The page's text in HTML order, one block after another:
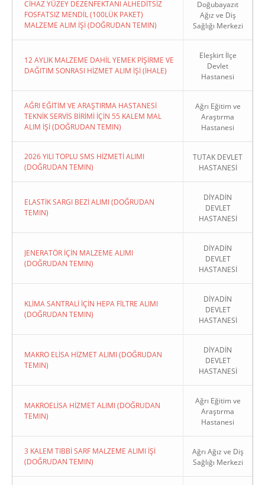
CİHAZ YÜZEY DEZENFEKTANI ALHEDİTSİZ
FOSFATSIZ MENDİL (100LÜK PAKET)
MALZEME ALIM İŞİ (DOĞRUDAN TEMIN)
Doğubayazıt
Ağız ve Diş
Sağlığı Merkezi
12 AYLIK MALZEME DAHİL YEMEK PİŞİRME VE
DAĞITIM SONRASI HİZMET ALIM İŞİ (İHALE)
Eleşkirt İlçe
Devlet
Hastanesi
AĞRI EĞİTİM VE ARAŞTIRMA HASTANESİ
TEKNİK SERVİS BİRİMİ İÇİN 55 KALEM MAL
ALIM İŞİ (DOĞRUDAN TEMIN)
Ağrı Eğitim ve
Araştırma
Hastanesi
2026 YILI TOPLU SMS HİZMETİ ALIMI
(DOĞRUDAN TEMIN)
TUTAK DEVLET
HASTANESİ
ELASTİK SARGI BEZİ ALIMI (DOĞRUDAN
TEMIN)
DİYADİN
DEVLET
HASTANESİ
JENERATÖR İÇİN MALZEME ALIMI
(DOĞRUDAN TEMIN)
DİYADİN
DEVLET
HASTANESİ
KLİMA SANTRALİ İÇİN HEPA FİLTRE ALIMI
(DOĞRUDAN TEMIN)
DİYADİN
DEVLET
HASTANESİ
MAKRO ELİSA HİZMET ALIMI (DOĞRUDAN
TEMIN)
DİYADİN
DEVLET
HASTANESİ
MAKROELİSA HİZMET ALIMI (DOĞRUDAN
TEMIN)
Ağrı Eğitim ve
Araştırma
Hastanesi
3 KALEM TIBBİ SARF MALZEME ALIMI İŞİ
(DOĞRUDAN TEMIN)
Ağrı Ağız ve Diş
Sağlığı Merkezi